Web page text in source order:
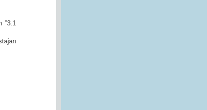
”3.1